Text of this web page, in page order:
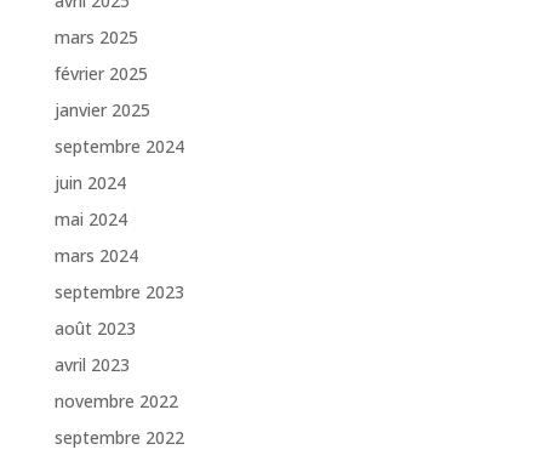
mars 2025
février 2025
janvier 2025
septembre 2024
juin 2024
mai 2024
mars 2024
septembre 2023
août 2023
avril 2023
novembre 2022
septembre 2022